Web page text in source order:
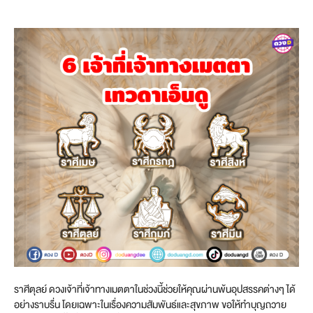
ราศีตุลย์ ดวงเจ้าที่เจ้าทางเมตตาในช่วงนี้ช่วยให้คุณผ่านพ้นอุปสรรคต่างๆ ได้
อย่างราบรื่น โดยเฉพาะในเรื่องความสัมพันธ์และสุขภาพ ขอให้ทำบุญถวาย